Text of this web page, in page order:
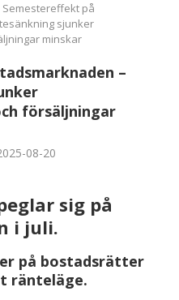
Semestereffekt på
sjunker
minskar
–
försäljningar
08-20
sig på
i juli.
på bostadsrätter
ränteläge.